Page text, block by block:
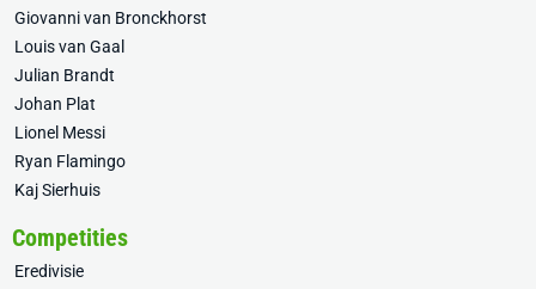
Giovanni van Bronckhorst
Louis van Gaal
Julian Brandt
Johan Plat
Lionel Messi
Ryan Flamingo
Kaj Sierhuis
Competities
Eredivisie